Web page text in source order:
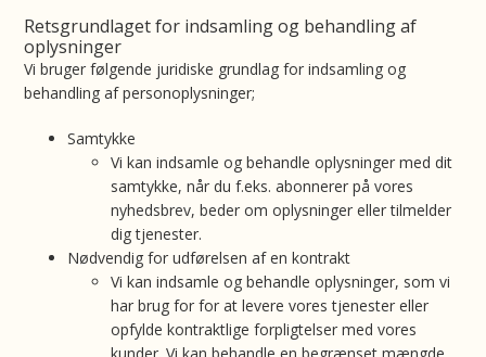
Retsgrundlaget for indsamling og behandling af
oplysninger
Vi bruger følgende juridiske grundlag for indsamling og
behandling af personoplysninger;
Samtykke
Vi kan indsamle og behandle oplysninger med dit
samtykke, når du f.eks. abonnerer på vores
nyhedsbrev, beder om oplysninger eller tilmelder
dig tjenester.
Nødvendig for udførelsen af en kontrakt
Vi kan indsamle og behandle oplysninger, som vi
har brug for for at levere vores tjenester eller
opfylde kontraktlige forpligtelser med vores